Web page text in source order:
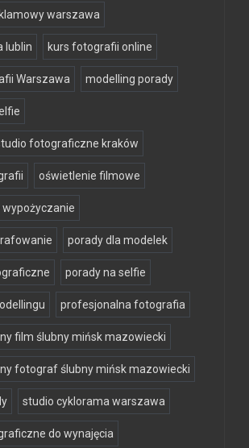
warszawa
lublin kurs fotografii online
Warszawa modelling porady
fotograficzne kraków
oświetlenie filmowe
porady dla modelek
porady na selfie
profesjonalna fotografia
film ślubny mińsk mazowiecki
fotograf ślubny mińsk mazowiecki
studio cyklorama warszawa
do wynajęcia